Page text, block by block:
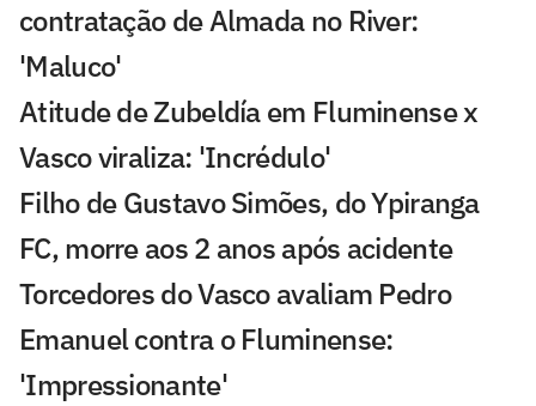
contratação de Almada no River:
'Maluco'
Atitude de Zubeldía em Fluminense x
Vasco viraliza: 'Incrédulo'
Filho de Gustavo Simões, do Ypiranga
FC, morre aos 2 anos após acidente
Torcedores do Vasco avaliam Pedro
Emanuel contra o Fluminense:
'Impressionante'